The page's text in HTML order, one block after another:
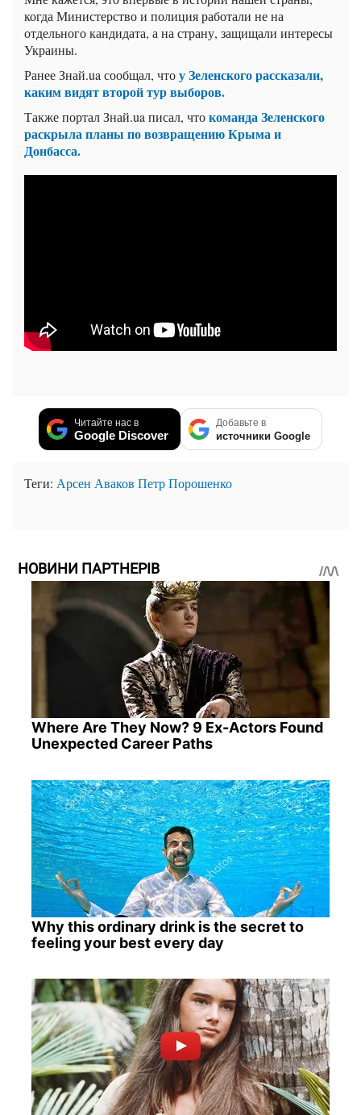
когда Министерство и полиция работали не на
отдельного кандидата, а на страну, защищали интересы
Украины.
Ранее Знай.ua сообщал, чтоу Зеленского рассказали,
каким видят второй тур выборов.
Также портал Знай.ua писал, чтокоманда Зеленского
раскрыла планы по возвращению Крыма и
Донбасса.
Читайте нас в
Google Discover
Добавьте в
источники Google
Теги: Арсен Аваков Петр Порошенко
НОВИНИ ПАРТНЕРІВ
Where Are They Now? 9 Ex-Actors Found
Unexpected Career Paths
Why this ordinary drink is the secret to
feeling your best every day